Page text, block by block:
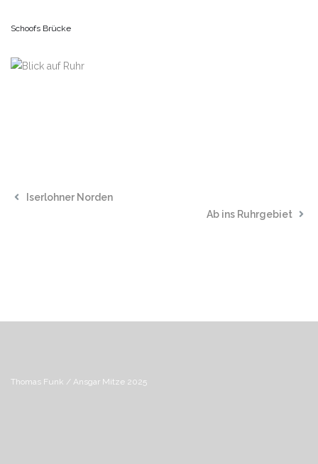
Schoofs Brücke
Iserlohner Norden
Ab ins Ruhrgebiet
Thomas Funk / Ansgar Mitze 2025